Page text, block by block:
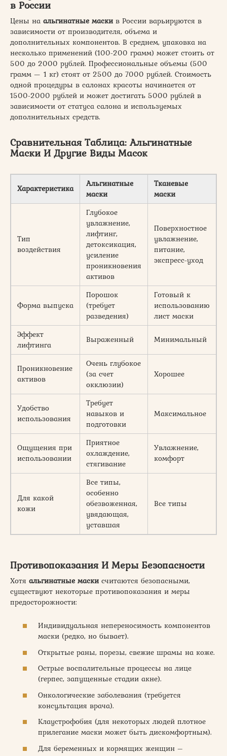
в России
Цены на альгинатные маскив России варьируются в
зависимости от производителя, объема и
дополнительных компонентов. В среднем, упаковка на
несколько применений (100-200 грамм) может стоить от
500 до 2000 рублей. Профессиональные объемы (500
грамм — 1 кг) стоят от 2500 до 7000 рублей. Стоимость
одной процедуры в салонах красоты начинается от
1500-2000 рублей и может достигать 5000 рублей в
зависимости от статуса салона и используемых
дополнительных средств.
Сравнительная Таблица: Альгинатные
Маски И Другие Виды Масок
Характеристика
Альгинатные
маски
Тканевые
маски
Тип
воздействия
Глубокое
увлажнение,
лифтинг,
детоксикация,
усиление
проникновения
активов
Поверхностное
увлажнение,
питание,
экспресс-уход
Форма выпуска
Порошок
(требует
разведения)
Готовый к
использованию
лист маски
Эффект
лифтинга
Выраженный Минимальный
Проникновение
активов
Очень глубокое
(за счет
окклюзии)
Хорошее
Удобство
использования
Требует
навыков и
подготовки
Максимальное
Ощущения при
использовании
Приятное
охлаждение,
стягивание
Увлажнение,
комфорт
Для какой
кожи
Все типы,
особенно
обезвоженная,
увядающая,
уставшая
Все типы
Противопоказания И Меры Безопасности
Хотя альгинатные маскисчитаются безопасными,
существуют некоторые противопоказания и меры
предосторожности:
Индивидуальная непереносимость компонентов
маски (редко, но бывает).
Открытые раны, порезы, свежие шрамы на коже.
Острые воспалительные процессы на лице
(герпес, запущенные стадии акне).
Онкологические заболевания (требуется
консультация врача).
Клаустрофобия (для некоторых людей плотное
прилегание маски может быть дискомфортным).
Для беременных и кормящих женщин –